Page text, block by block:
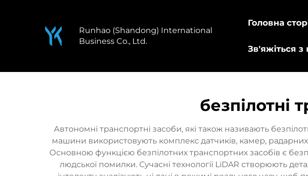
Runhao (Shandong) International
Business Co., Ltd.
Головна
Зв'яжіться з
безпілотні
Автономні транспортні засоби, які також називають
машини використовують комплекс датчиків, камер, радарних
Основною функцією безпілотних транспортних засобів є
людської помилки. Сучасні технології LiDAR створюють